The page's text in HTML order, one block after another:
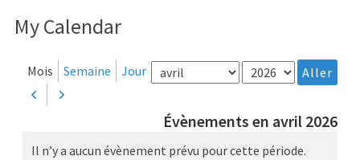
My Calendar
Mois Semaine Jour Mois
Année
Précédent
Suivant
Évènements en avril 2026
Il n’y a aucun évènement prévu pour cette période.